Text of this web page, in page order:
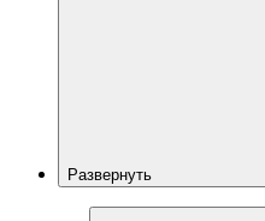
Развернуть